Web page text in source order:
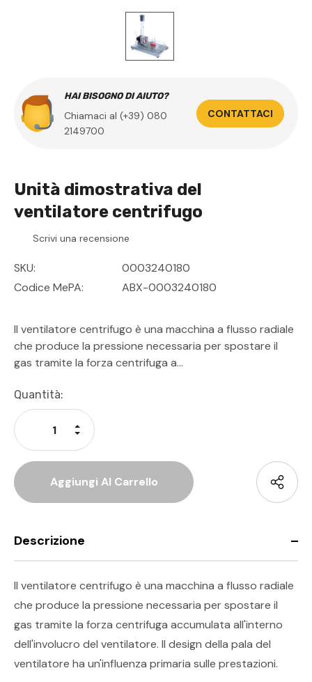
HAI BISOGNO DI AIUTO?
Chiamaci al (+39) 080
2149700
CONTATTACI
Unità dimostrativa del
ventilatore centrifugo
Scrivi una recensione
SKU:
0003240180
Codice MePA:
ABX-0003240180
Il ventilatore centrifugo è una macchina a flusso radiale
che produce la pressione necessaria per spostare il
gas tramite la forza centrifuga a…
Disponibilità
Attuale:
Quantità:
Diminuisci La Quantità Di Undefined
Aumenta La Quantità Di Undefined
Descrizione
Il ventilatore centrifugo è una macchina a flusso radiale
che produce la pressione necessaria per spostare il
gas tramite la forza centrifuga accumulata all'interno
dell'involucro del ventilatore. Il design della pala del
ventilatore ha un'influenza primaria sulle prestazioni.